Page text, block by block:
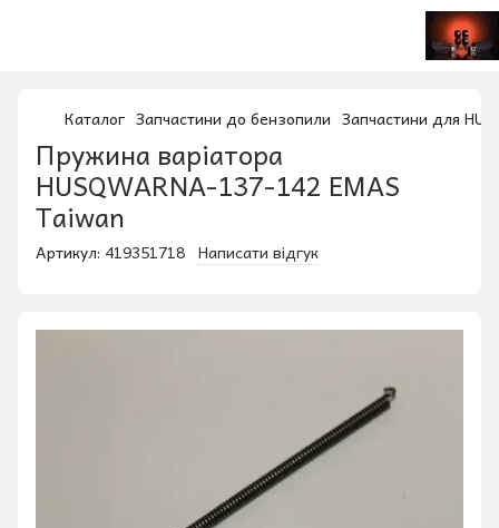
Каталог Запчастини до бензопили Запчастини для
Пружина варіатора
HUSQWARNA-137-142 EMAS
Taiwan
Артикул: 419351718 Написати відгук